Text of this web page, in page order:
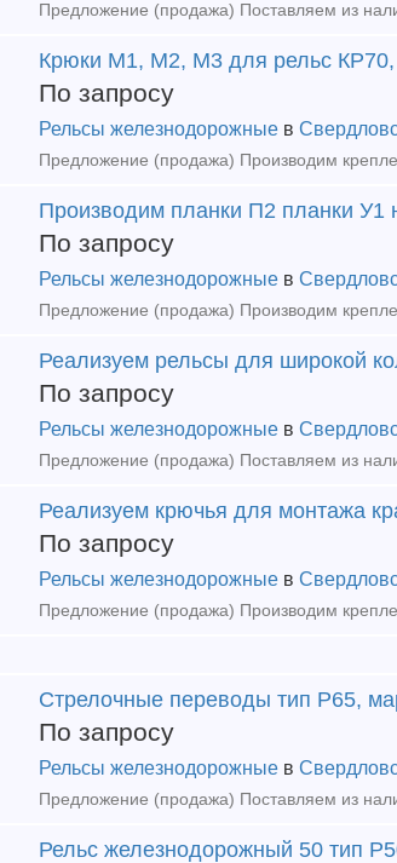
Крюки М1, М2, М3 для рельс
По запросу
Рельсы железнодорожные в
Производим планки П2 планки У1
По запросу
Рельсы железнодорожные в
Реализуем рельсы для широкой
По запросу
Рельсы железнодорожные в
Реализуем крючья для монтажа
По запросу
Рельсы железнодорожные в
Стрелочные переводы тип Р65,
По запросу
Рельсы железнодорожные в
Рельс железнодорожный 50 тип